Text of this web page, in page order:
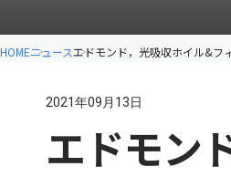
HOMEニュースエドモンド，光吸収ホイル&フ
2021年09月13日
エドモン